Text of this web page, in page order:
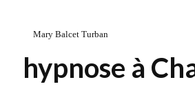
Mary Balcet Turban
hypnose à